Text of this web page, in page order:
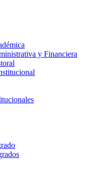
y Financiera